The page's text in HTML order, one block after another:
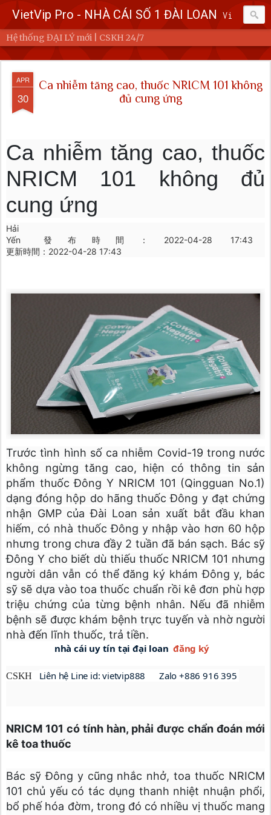
VietVip Pro - NHÀ CÁI SỐ 1 ĐÀI LOAN Vietvip Pro Sân chơi cá cược nhà cái hàng đầu Đài Loan. Vietvip Pro phát hành hơn 600 game cược khác nhau. Nạp tiền tại 7-Eleven, Family Mart, Okmart, Hilife, ATM. Rút tiền 24h không giới hạn. Uy tín khi bao rút, miễn phí 60kuai phí rút tiền. Hệ thống khuyến mãi cho cả hội viên mới và hội viên cũ, cskh 1:1 24/7.
Hệ thống ĐẠI LÝ mới | CSKH 24/7
APR
30
Ca nhiễm tăng cao, thuốc NRICM 101 không
đủ cung ứng
Ca nhiễm tăng cao, thuốc
NRICM 101 không đủ
cung ứng
Hải
Yến
發布時間： 2022-04-28 17:43
更新時間： 2022-04-28 17:43
Trước tình hình số ca nhiễm Covid-19 trong nước
không ngừng tăng cao, hiện có thông tin sản
phẩm thuốc Đông Y NRICM 101 (Qingguan No.1)
dạng đóng hộp do hãng thuốc Đông y đạt chứng
nhận GMP của Đài Loan sản xuất bắt đầu khan
hiếm, có nhà thuốc Đông y nhập vào hơn 60 hộp
nhưng trong chưa đầy 2 tuần đã bán sạch. Bác sỹ
Đông Y cho biết dù thiếu thuốc NRICM 101 nhưng
người dân vẫn có thể đăng ký khám Đông y, bác
sỹ sẽ dựa vào toa thuốc chuẩn rồi kê đơn phù hợp
triệu chứng của từng bệnh nhân. Nếu đã nhiễm
bệnh sẽ được khám bệnh trực tuyến và nhờ người
nhà đến lĩnh thuốc, trả tiền.
                     nhà cái uy tín tại đại loan
đăng ký
CSKH Liên hệ Line id: vietvip888      Zalo +886 916 395
NRICM 101 có tính hàn, phải được chẩn đoán mới
kê toa thuốc
Bác sỹ Đông y cũng nhắc nhở, toa thuốc NRICM
101 chủ yếu có tác dụng thanh nhiệt nhuận phổi,
bổ phế hóa đờm, trong đó có nhiều vị thuốc mang